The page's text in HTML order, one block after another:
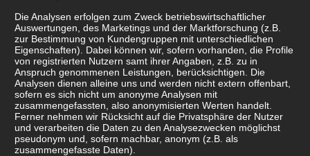
Die Analysen erfolgen zum Zweck betriebswirtschaftlicher
Auswertungen, des Marketings und der Marktforschung (z.B.
zur Bestimmung von Kundengruppen mit unterschiedlichen
Eigenschaften). Dabei können wir, sofern vorhanden, die Profile
von registrierten Nutzern samt ihrer Angaben, z.B. zu in
Anspruch genommenen Leistungen, berücksichtigen. Die
Analysen dienen alleine uns und werden nicht extern offenbart,
sofern es sich nicht um anonyme Analysen mit
zusammengefassten, also anonymisierten Werten handelt.
Ferner nehmen wir Rücksicht auf die Privatsphäre der Nutzer
und verarbeiten die Daten zu den Analysezwecken möglichst
pseudonym und, sofern machbar, anonym (z.B. als
zusammengefasste Daten).